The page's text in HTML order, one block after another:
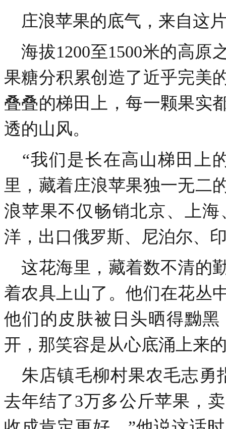
庄浪苹果的底气，来自这
海拔1200至1500米的高原
果糖分积累创造了近乎完美
叠叠的梯田上，每一颗果实
透的山风。
“我们是长在高山梯田上
里，藏着庄浪苹果独一无二
浪苹果不仅畅销北京、上
洋，出口俄罗斯、尼泊尔、
这花海里，藏着数不清的
着农具上山了。他们在花丛
他们的皮肤被日头晒得黝
开，那笑容是从心底涌上来
朱店镇毛柳村果农毛志勇
去年结了3万多公斤苹果，